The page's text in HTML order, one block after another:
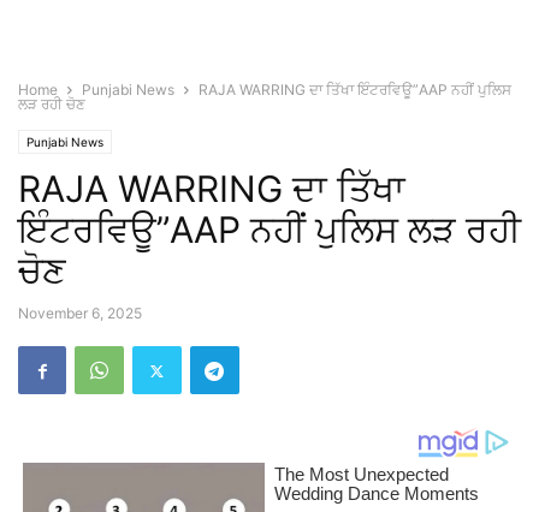
Home Punjabi News
RAJA WARRING ਦਾ ਤਿੱਖਾ ਇੰਟਰਵਿਊ”AAP ਨਹੀਂ ਪੁਲਿਸ
ਲੜ ਰਹੀ ਚੋਣ
Punjabi News
RAJA WARRING ਦਾ ਤਿੱਖਾ
ਇੰਟਰਵਿਊ”AAP ਨਹੀਂ ਪੁਲਿਸ ਲੜ ਰਹੀ
ਚੋਣ
November 6, 2025